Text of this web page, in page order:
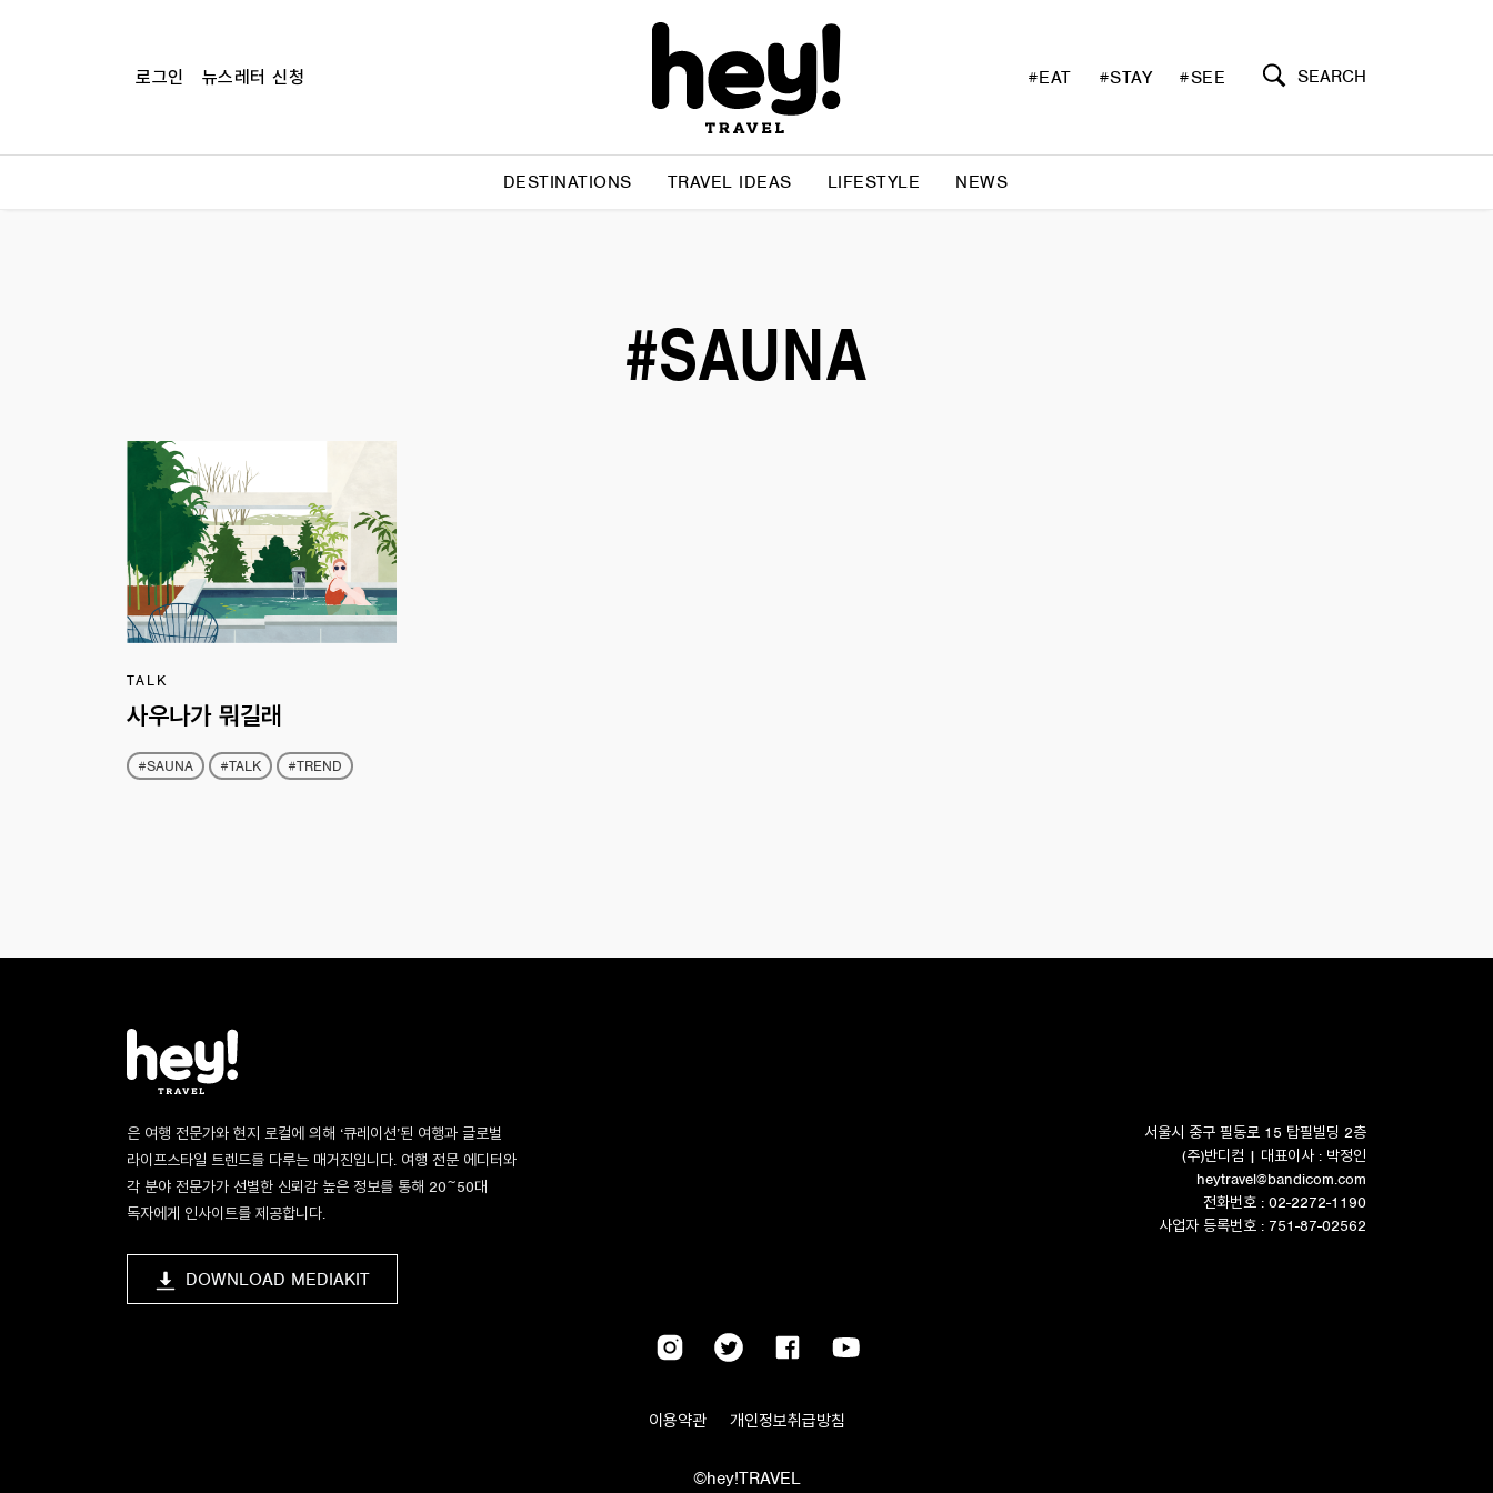
로그인 뉴스레터 신청 #EAT #STAY #SEE SEARCH
DESTINATIONS TRAVEL IDEAS LIFESTYLE NEWS
#SAUNA
TALK
사우나가 뭐길래
#SAUNA #TALK #TREND
은 여행 전문가와 현지 로컬에 의해 ‘큐레이션’된 여행과 글로벌
라이프스타일 트렌드를 다루는 매거진입니다. 여행 전문 에디터와
각 분야 전문가가 선별한 신뢰감 높은 정보를 통해 20~50대
독자에게 인사이트를 제공합니다.
DOWNLOAD MEDIAKIT
서울시 중구 필동로 15 탑필빌딩 2층
(주)반디컴 | 대표이사 : 박정인
heytravel@bandicom.com
전화번호 : 02-2272-1190
사업자 등록번호 : 751-87-02562
이용약관 개인정보취급방침
©hey!TRAVEL